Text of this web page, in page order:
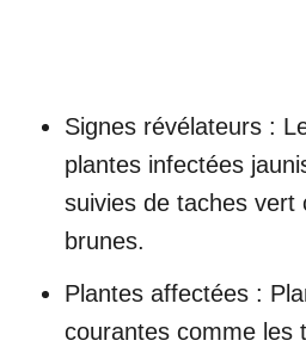
Signes révélateurs :
plantes infectées
suivies de taches vert
brunes.
Plantes affectées :
courantes comme les